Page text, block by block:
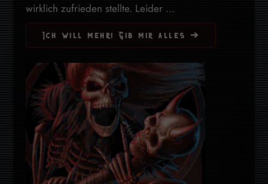
wirklich zufrieden stellte. Leider ...
Ich will mehr! Gib mir alles ➔